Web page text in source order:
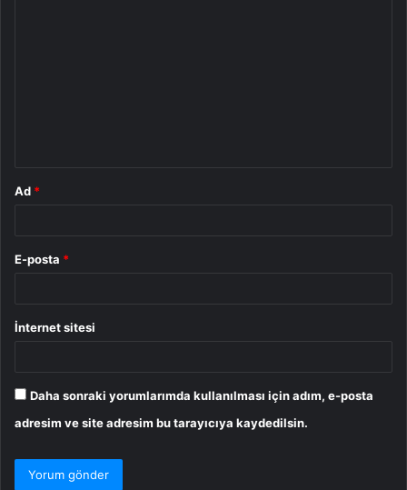
Ad *
E-posta *
İnternet sitesi
Daha sonraki yorumlarımda kullanılması için adım, e-posta
adresim ve site adresim bu tarayıcıya kaydedilsin.